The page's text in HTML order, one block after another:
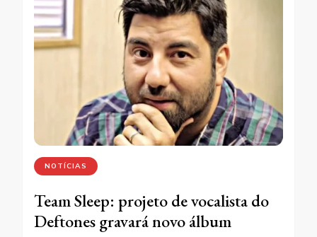
NOTÍCIAS
Team Sleep: projeto de vocalista do
Deftones gravará novo álbum